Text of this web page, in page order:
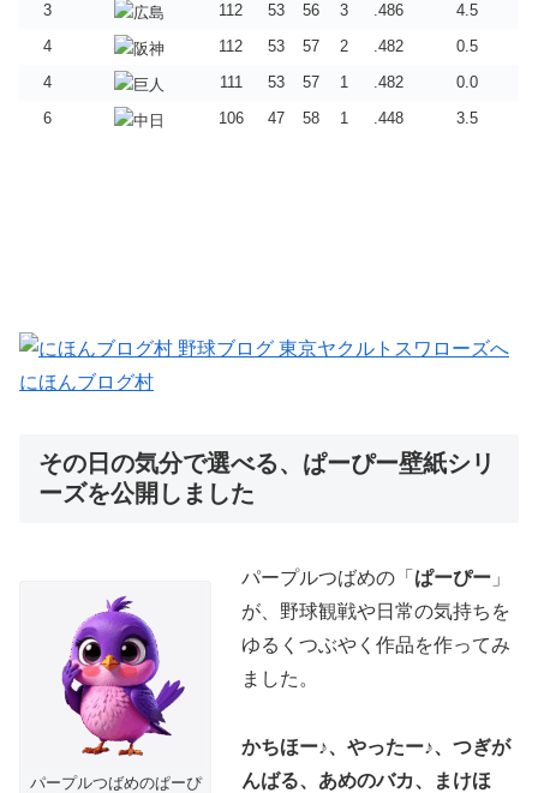
3
112 53 56 3 .486
4.5
4
112 53 57 2 .482
0.5
4
111 53 57 1 .482
0.0
6
106 47 58 1 .448 3.5
にほんブログ村
その日の気分で選べる、ぱーぴー壁紙シリ
ーズを公開しました
パープルつばめのぱーぴ
パープルつばめの「 ぱーぴー 」
が、野球観戦や日常の気持ちを
ゆるくつぶやく作品を作ってみ
ました。
かちほー♪、やったー♪、つぎが
んばる、あめのバカ、まけほ